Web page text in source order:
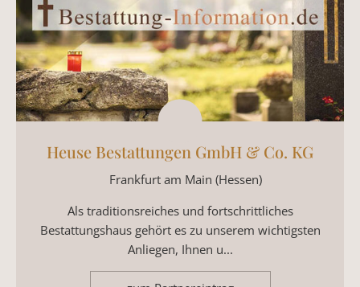
Heuse Bestattungen GmbH & Co. KG
Frankfurt am Main (Hessen)
Als traditionsreiches und fortschrittliches
Bestattungshaus gehört es zu unserem wichtigsten
Anliegen, Ihnen u...